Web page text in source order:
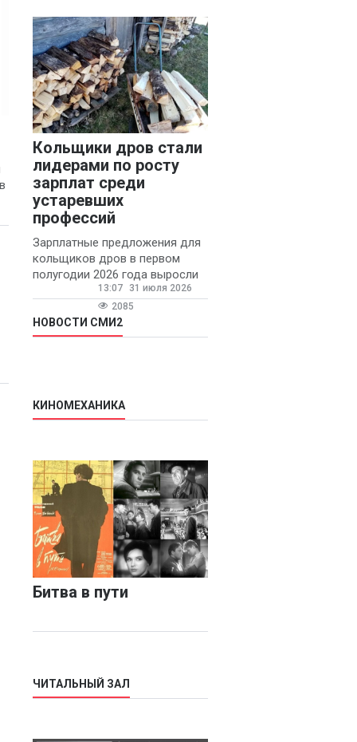
конфликтов и раздражения в
Кольщики дров стали
лидерами по росту
зарплат среди
устаревших
профессий
Зарплатные предложения для
кольщиков дров в первом
полугодии 2026 года выросли
на 58% - 62 тысяч рублей в
месяц, сообщает агентство
«Прайм».
13:07
31 июля 2026
2085
НОВОСТИ СМИ2
КИНОМЕХАНИКА
Битва в пути
ЧИТАЛЬНЫЙ ЗАЛ